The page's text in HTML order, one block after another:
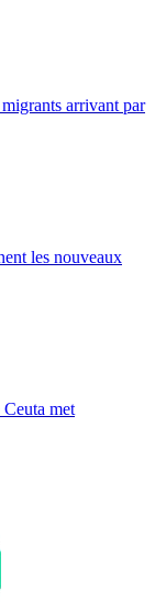
arrivant par
les nouveaux
Ceuta met